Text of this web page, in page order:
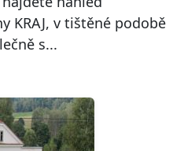
KRAJ, v tištěné podobě
s...